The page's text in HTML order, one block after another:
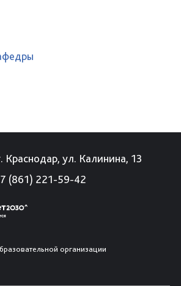
Краснодар, ул. Калинина, 13
(861) 221-59-42
организации